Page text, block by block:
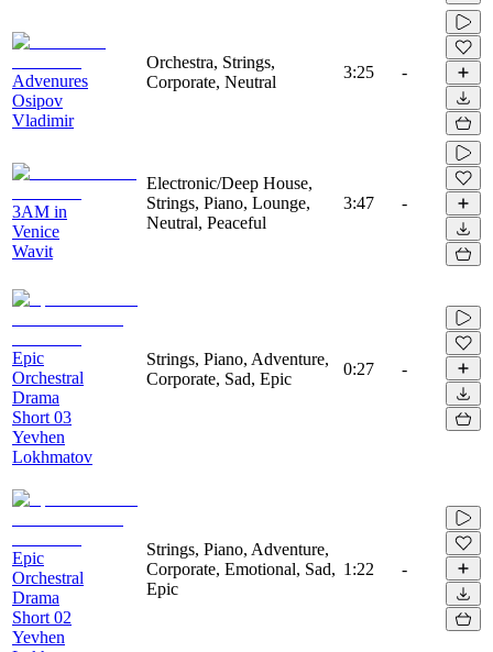
Advenures
Osipov
Vladimir
Orchestra, Strings,
Corporate, Neutral
3:25 -
3AM in
Venice
Wavit
Electronic/Deep House,
Strings, Piano, Lounge,
Neutral, Peaceful
3:47 -
Epic
Orchestral
Drama
Short 03
Yevhen
Lokhmatov
Strings, Piano, Adventure,
Corporate, Sad, Epic
0:27 -
Epic
Orchestral
Drama
Short 02
Yevhen
Strings, Piano, Adventure,
Corporate, Emotional, Sad,
Epic
1:22 -